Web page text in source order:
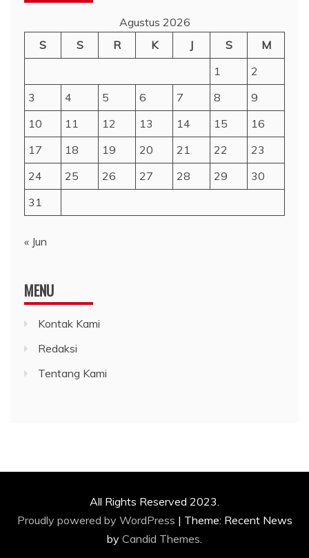
Agustus 2026
S
S R K J S
M
1
2
3
4 5 6 7 8
9
10
11 12 13 14 15
16
17
18 19 20 21 22
23
24
25 26 27 28 29
30
31
« Jun
MENU
Kontak Kami
Redaksi
Tentang Kami
All Rights Reserved 2023.
Proudly powered by WordPress | Theme: Recent News
by Candid Themes.